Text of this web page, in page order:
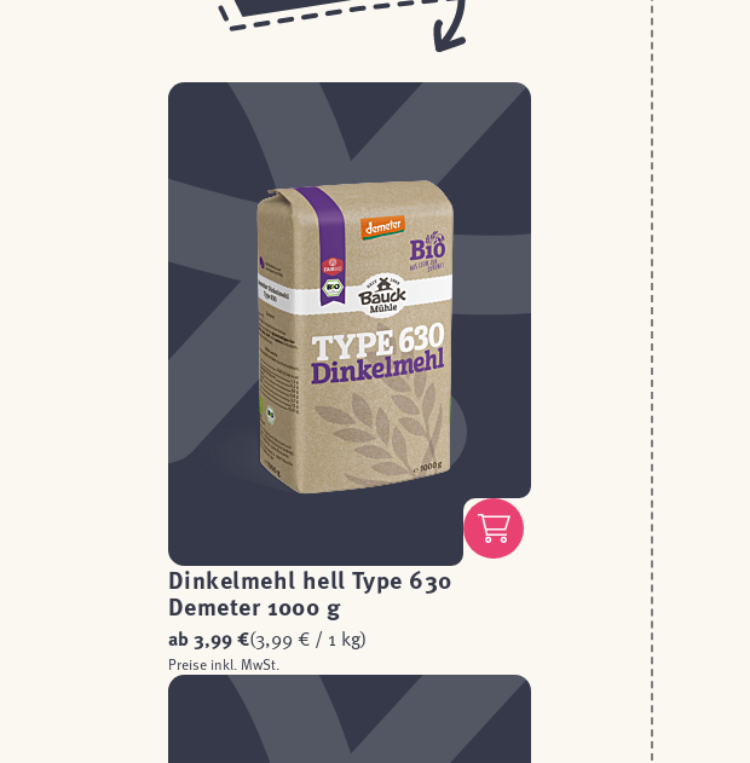
Dinkelmehl hell Type 630
Demeter 1000 g
ab3,99 €(3,99 € / 1 kg)
Preise inkl. MwSt.